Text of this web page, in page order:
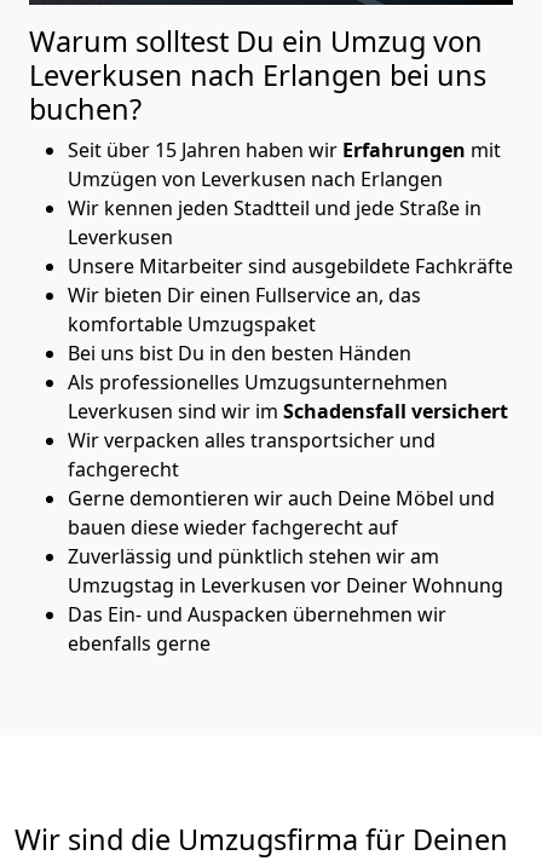
Warum solltest Du ein Umzug von
Leverkusen nach Erlangen bei uns
buchen?
Seit über 15 Jahren haben wir Erfahrungen mit
Umzügen von Leverkusen nach Erlangen
Wir kennen jeden Stadtteil und jede Straße in
Leverkusen
Unsere Mitarbeiter sind ausgebildete Fachkräfte
Wir bieten Dir einen Fullservice an, das
komfortable Umzugspaket
Bei uns bist Du in den besten Händen
Als professionelles Umzugsunternehmen
Leverkusen sind wir im Schadensfall versichert
Wir verpacken alles transportsicher und
fachgerecht
Gerne demontieren wir auch Deine Möbel und
bauen diese wieder fachgerecht auf
Zuverlässig und pünktlich stehen wir am
Umzugstag in Leverkusen vor Deiner Wohnung
Das Ein- und Auspacken übernehmen wir
ebenfalls gerne
Wir sind die Umzugsfirma für Deinen